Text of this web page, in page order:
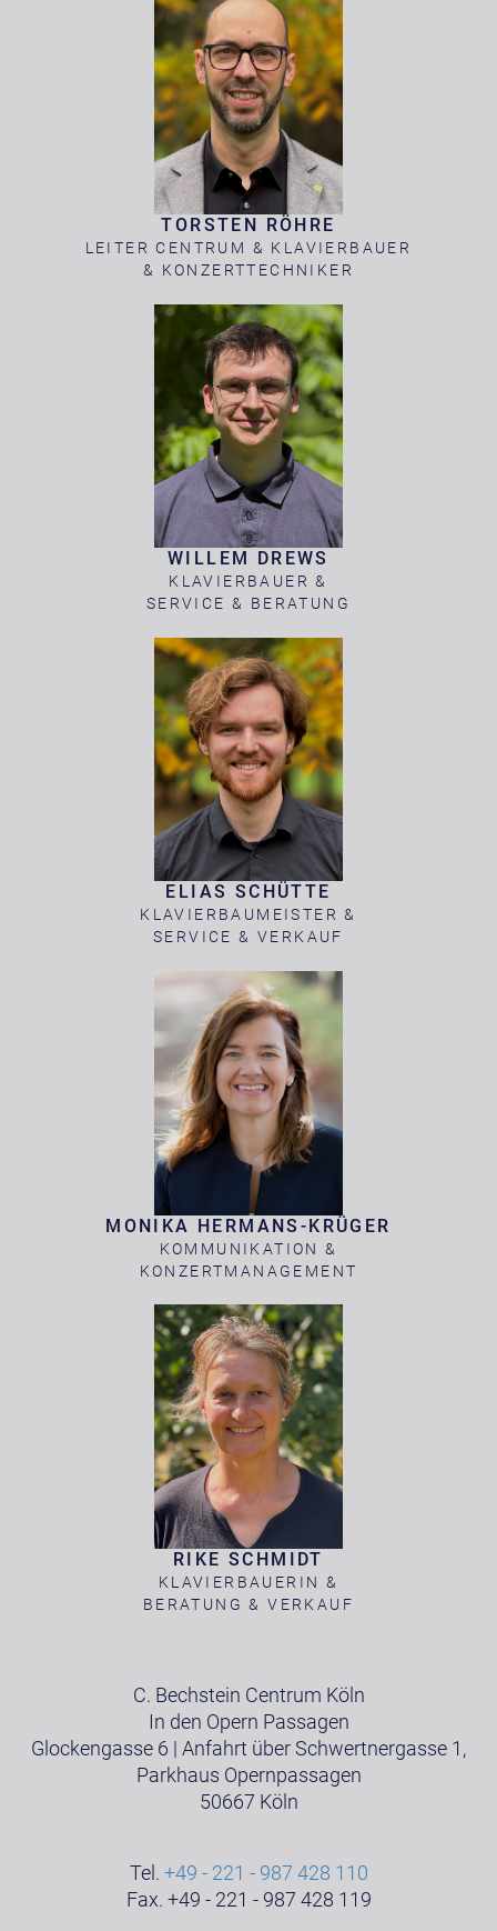
TORSTEN RÖHRE
LEITER CENTRUM & KLAVIERBAUER
& KONZERTTECHNIKER
WILLEM DREWS
KLAVIERBAUER &
SERVICE & BERATUNG
ELIAS SCHÜTTE
KLAVIERBAUMEISTER &
SERVICE & VERKAUF
MONIKA HERMANS-KRÜGER
KOMMUNIKATION &
KONZERTMANAGEMENT
RIKE SCHMIDT
KLAVIERBAUERIN &
BERATUNG & VERKAUF
C. Bechstein Centrum Köln
In den Opern Passagen
Glockengasse 6 | Anfahrt über Schwertnergasse 1,
Parkhaus Opernpassagen
50667 Köln
Tel. +49 - 221 - 987 428 110
Fax. +49 - 221 - 987 428 119